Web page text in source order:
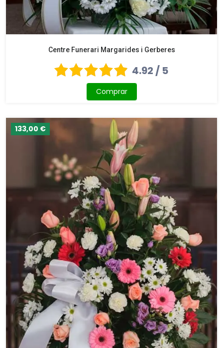
Centre Funerari Margarides i Gerberes
4.92 / 5
Comprar
133,00 €